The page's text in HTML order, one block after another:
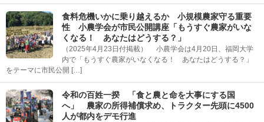
食料危機いかに乗り越えるか 小規模農家守る重要
性 小農学会が市民公開講座「もうすぐ農家がいな
くなる！ あなたはどうする？」
（2025年4月23日付掲載） 小農学会は4月20日、福岡大学
内で「もうすぐ農家がいなくなる！ あなたはどうする？」
をテーマに市民公開 […]
令和の百姓一揆 「食と農と命を大事にする国
へ」 農家の所得補償求め、トラクター先頭に4500
人が都内をデモ行進